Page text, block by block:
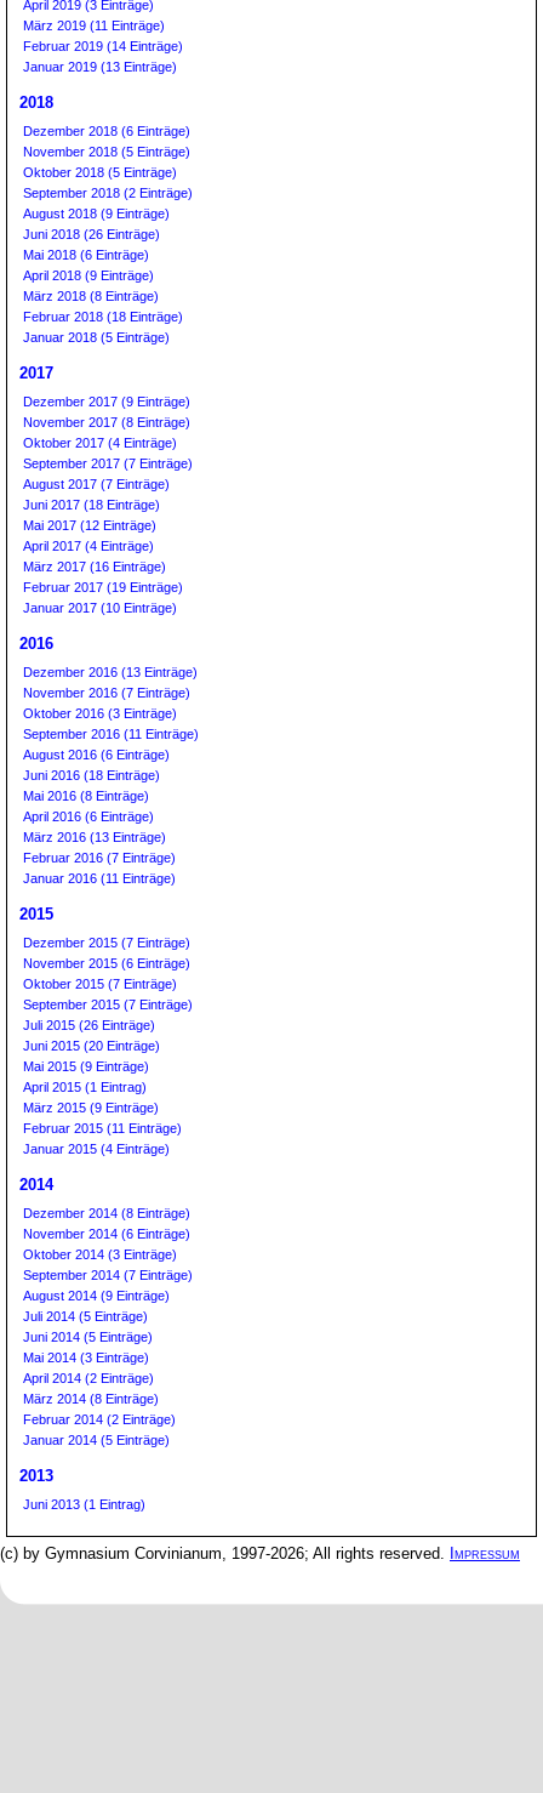
April 2019 (3 Einträge)
März 2019 (11 Einträge)
Februar 2019 (14 Einträge)
Januar 2019 (13 Einträge)
2018
Dezember 2018 (6 Einträge)
November 2018 (5 Einträge)
Oktober 2018 (5 Einträge)
September 2018 (2 Einträge)
August 2018 (9 Einträge)
Juni 2018 (26 Einträge)
Mai 2018 (6 Einträge)
April 2018 (9 Einträge)
März 2018 (8 Einträge)
Februar 2018 (18 Einträge)
Januar 2018 (5 Einträge)
2017
Dezember 2017 (9 Einträge)
November 2017 (8 Einträge)
Oktober 2017 (4 Einträge)
September 2017 (7 Einträge)
August 2017 (7 Einträge)
Juni 2017 (18 Einträge)
Mai 2017 (12 Einträge)
April 2017 (4 Einträge)
März 2017 (16 Einträge)
Februar 2017 (19 Einträge)
Januar 2017 (10 Einträge)
2016
Dezember 2016 (13 Einträge)
November 2016 (7 Einträge)
Oktober 2016 (3 Einträge)
September 2016 (11 Einträge)
August 2016 (6 Einträge)
Juni 2016 (18 Einträge)
Mai 2016 (8 Einträge)
April 2016 (6 Einträge)
März 2016 (13 Einträge)
Februar 2016 (7 Einträge)
Januar 2016 (11 Einträge)
2015
Dezember 2015 (7 Einträge)
November 2015 (6 Einträge)
Oktober 2015 (7 Einträge)
September 2015 (7 Einträge)
Juli 2015 (26 Einträge)
Juni 2015 (20 Einträge)
Mai 2015 (9 Einträge)
April 2015 (1 Eintrag)
März 2015 (9 Einträge)
Februar 2015 (11 Einträge)
Januar 2015 (4 Einträge)
2014
Dezember 2014 (8 Einträge)
November 2014 (6 Einträge)
Oktober 2014 (3 Einträge)
September 2014 (7 Einträge)
August 2014 (9 Einträge)
Juli 2014 (5 Einträge)
Juni 2014 (5 Einträge)
Mai 2014 (3 Einträge)
April 2014 (2 Einträge)
März 2014 (8 Einträge)
Februar 2014 (2 Einträge)
Januar 2014 (5 Einträge)
2013
Juni 2013 (1 Eintrag)
(c) by Gymnasium Corvinianum, 1997-2026; All rights reserved. Impressum